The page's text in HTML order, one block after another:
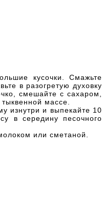
кусочки. Смажьте
в разогретую духовку
смешайте с сахаром,
массе.
изнутри и выпекайте 10
в середину песочного
или сметаной.